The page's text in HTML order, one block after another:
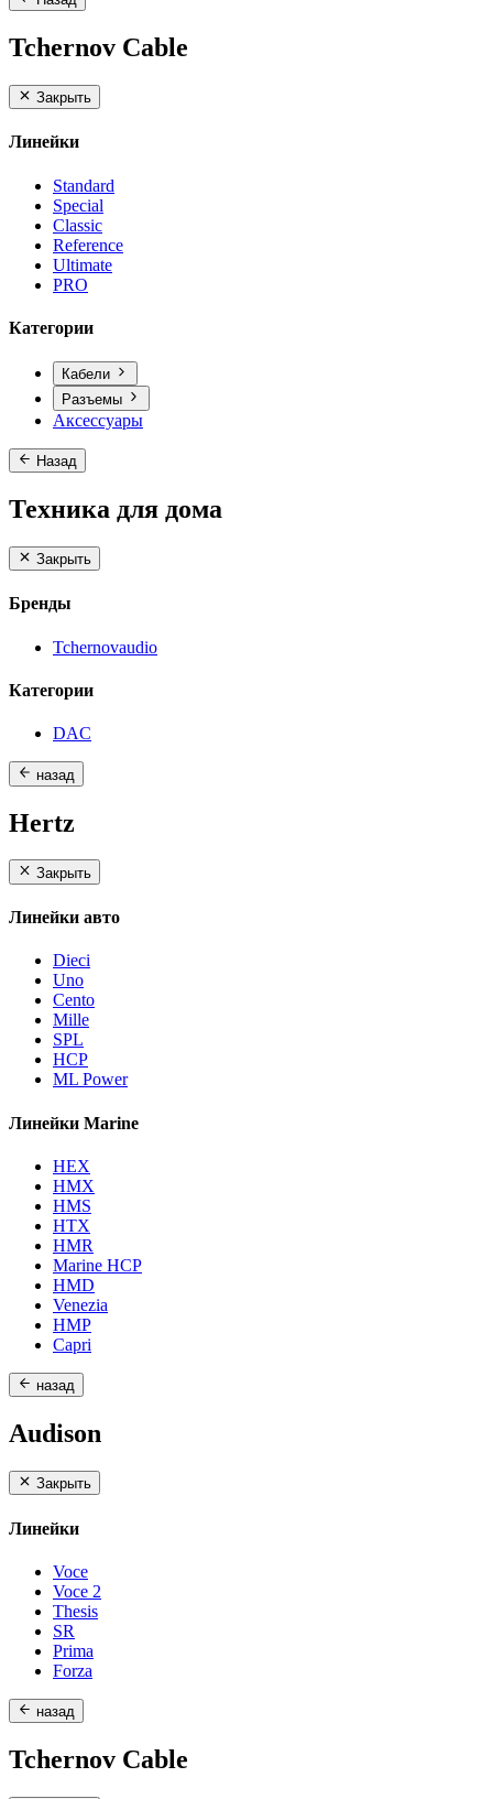
Tchernov Cable
Закрыть
Линейки
Standard
Special
Classic
Reference
Ultimate
PRO
Категории
Кабели
Разъемы
Аксессуары
Назад
Техника для дома
Закрыть
Бренды
Tchernovaudio
Категории
DAC
назад
Hertz
Закрыть
Линейки авто
Dieci
Uno
Cento
Mille
SPL
HCP
ML Power
Линейки Marine
HEX
HMX
HMS
HTX
HMR
Marine HCP
HMD
Venezia
HMP
Capri
назад
Audison
Закрыть
Линейки
Voce
Voce 2
Thesis
SR
Prima
Forza
назад
Tchernov Cable